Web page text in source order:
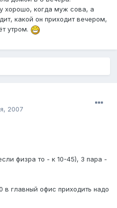
хорошо, когда муж сова, а
какой он приходит вечером,
утром.
2007
физра то - к 10-45), 3 пара -
в главный офис приходить надо